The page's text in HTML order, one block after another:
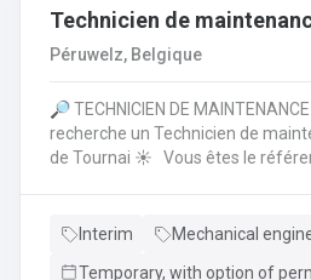
d’intervention et les soumettre
dangereusesÊtre tenu d’utiliser
Technicien de
Péruwelz, Belgique
🔎 TECHNICIEN DE MAINTENANCE ❗️ Vivaldis
recherche un Technicien de
de Tournai ☀️ Vous êtes le référent pour les systèmes
conception, supervision, contact
Interim Mechanical
Temporary, with option of